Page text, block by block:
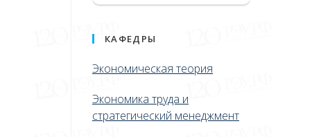
КАФЕДРЫ
Экономическая теория
Экономика труда и
стратегический менеджмент